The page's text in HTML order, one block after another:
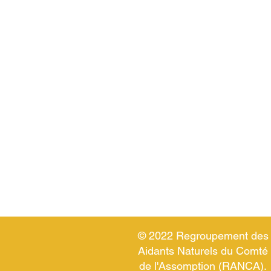
© 2022 Regroupement des
Aidants Naturels du Comté
de l'Assomption (RANCA).